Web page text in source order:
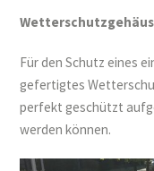
Für den Schutz eines
gefertigtes
perfekt geschützt
werden können.